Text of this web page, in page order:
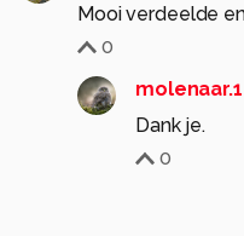
Mooi verdeelde
0
molenaar.1
Dank je.
0